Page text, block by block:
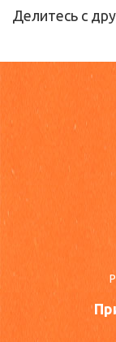
Делитесь с